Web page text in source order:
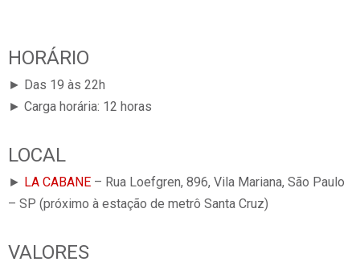
HORÁRIO
► Das 19 às 22h
► Carga horária: 12 horas
LOCAL
► LA CABANE – Rua Loefgren, 896, Vila Mariana, São Paulo
– SP (próximo à estação de metrô Santa Cruz)
VALORES